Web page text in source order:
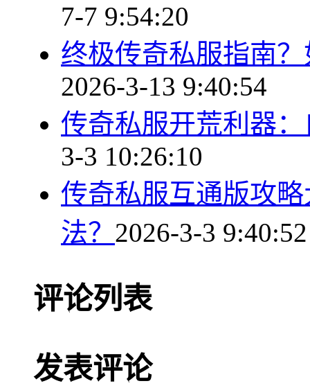
7-7 9:54:20
终极传奇私服指南
2026-3-13 9:40:54
传奇私服开荒利器
3-3 10:26:10
传奇私服互通版攻
法？ 2026-3-3 9:40:52
评论列表
发表评论